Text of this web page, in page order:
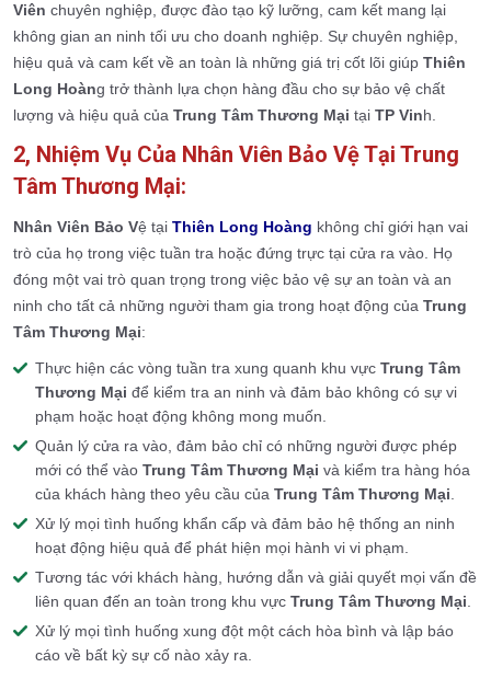
Viên chuyên nghiệp, được đào tạo kỹ lưỡng, cam kết mang lại
không gian an ninh tối ưu cho doanh nghiệp. Sự chuyên nghiệp,
hiệu quả và cam kết về an toàn là những giá trị cốt lõi giúp Thiên
Long Hoàng trở thành lựa chọn hàng đầu cho sự bảo vệ chất
lượng và hiệu quả của Trung Tâm Thương Mại tại TP Vinh.
2, Nhiệm Vụ Của Nhân Viên Bảo Vệ Tại Trung
Tâm Thương Mại:
Nhân Viên Bảo Vệ tại Thiên Long Hoàng không chỉ giới hạn vai
trò của họ trong việc tuần tra hoặc đứng trực tại cửa ra vào. Họ
đóng một vai trò quan trọng trong việc bảo vệ sự an toàn và an
ninh cho tất cả những người tham gia trong hoạt động của Trung
Tâm Thương Mại:
Thực hiện các vòng tuần tra xung quanh khu vực Trung Tâm
Thương Mại để kiểm tra an ninh và đảm bảo không có sự vi
phạm hoặc hoạt động không mong muốn.
Quản lý cửa ra vào, đảm bảo chỉ có những người được phép
mới có thể vào Trung Tâm Thương Mại và kiểm tra hàng hóa
của khách hàng theo yêu cầu của Trung Tâm Thương Mại.
Xử lý mọi tình huống khẩn cấp và đảm bảo hệ thống an ninh
hoạt động hiệu quả để phát hiện mọi hành vi vi phạm.
Tương tác với khách hàng, hướng dẫn và giải quyết mọi vấn đề
liên quan đến an toàn trong khu vực Trung Tâm Thương Mại.
Xử lý mọi tình huống xung đột một cách hòa bình và lập báo
cáo về bất kỳ sự cố nào xảy ra.